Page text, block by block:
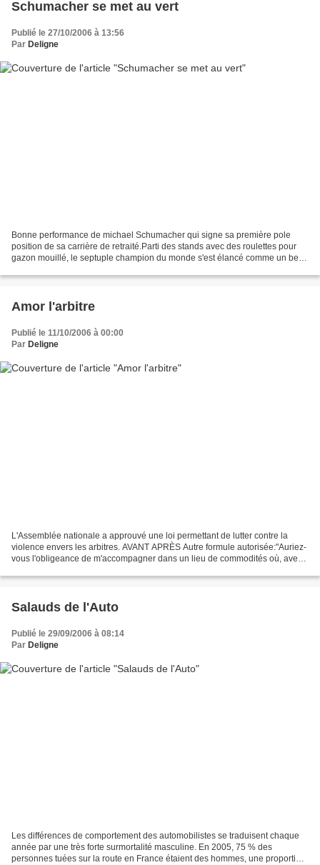
Schumacher se met au vert
Publié le 27/10/2006 à 13:56
Par Deligne
Bonne performance de michael Schumacher qui signe sa première pole
position de sa carrière de retraité.Parti des stands avec des roulettes pour
gazon mouillé, le septuple champion du monde s'est élancé comme un beau
Amor l'arbitre
Publié le 11/10/2006 à 00:00
Par Deligne
L'Assemblée nationale a approuvé une loi permettant de lutter contre la
violence envers les arbitres. AVANT APRÈS Autre formule autorisée:"Auriez-
vous l'obligeance de m'accompagner dans un lieu de commodités où, avec
Salauds de l'Auto
Publié le 29/09/2006 à 08:14
Par Deligne
Les différences de comportement des automobilistes se traduisent chaque
année par une très forte surmortalité masculine. En 2005, 75 % des
personnes tuées sur la route en France étaient des hommes, une proportion